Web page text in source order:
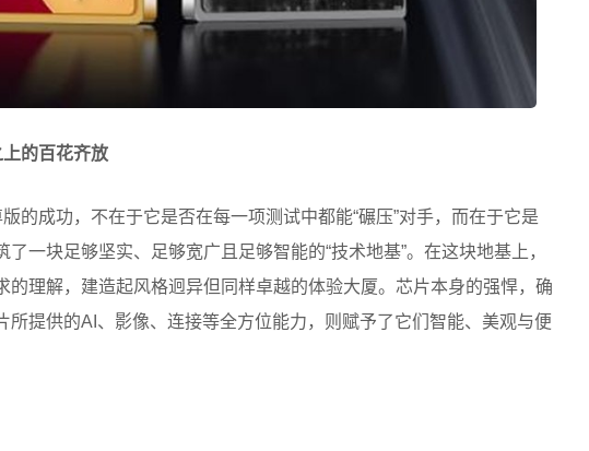
的百花齐放
的成功，不在于它是否在每一项测试中都能“碾压”对手，而在于它是
一块足够坚实、足够宽广且足够智能的“技术地基”。在这块地基上，
的理解，建造起风格迥异但同样卓越的体验大厦。芯片本身的强悍，确
所提供的AI、影像、连接等全方位能力，则赋予了它们智能、美观与便